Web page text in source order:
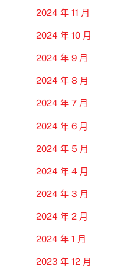
2024 年 11 月
2024 年 10 月
2024 年 9 月
2024 年 8 月
2024 年 7 月
2024 年 6 月
2024 年 5 月
2024 年 4 月
2024 年 3 月
2024 年 2 月
2024 年 1 月
2023 年 12 月